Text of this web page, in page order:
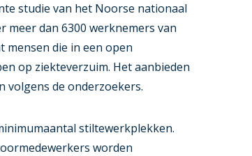
studie van het Noorse nationaal
dan 6300 werknemers van
mensen die in een open
op ziekteverzuim. Het aanbieden
volgens de onderzoekers.
stiltewerkplekken.
worden